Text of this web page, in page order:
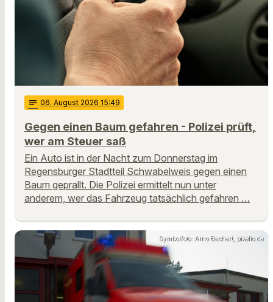
notes 06. August 2026 15:49
Gegen einen Baum gefahren - Polizei prüft,
wer am Steuer saß
Ein Auto ist in der Nacht zum Donnerstag im
Regensburger Stadtteil Schwabelweis gegen einen
Baum geprallt. Die Polizei ermittelt nun unter
anderem, wer das Fahrzeug tatsächlich gefahren …
Symbolfoto: Arno Bachert, pixelio.de